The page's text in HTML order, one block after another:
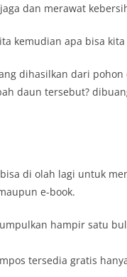
dan merawat
kemudian apa bisa
dihasilkan dari
daun tersebut?
di olah lagi untuk
e-book.
hampir satu
tersedia gratis